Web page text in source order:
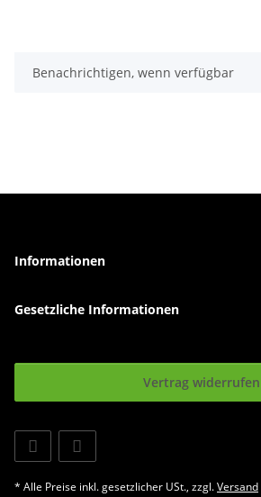
Benachrichtigen, wenn verfügbar
Informationen
Gesetzliche Informationen
Vertrag widerrufen
* Alle Preise inkl. gesetzlicher USt., zzgl.Versand